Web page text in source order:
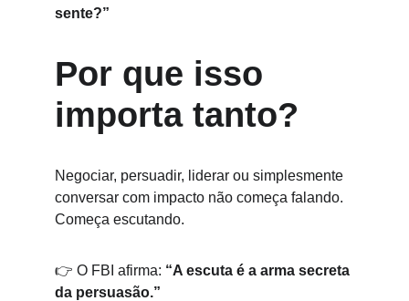
sente?”
Por que isso
importa tanto?
Negociar, persuadir, liderar ou simplesmente
conversar com impacto não começa falando.
Começa escutando.
👉 O FBI afirma: “A escuta é a arma secreta
da persuasão.”